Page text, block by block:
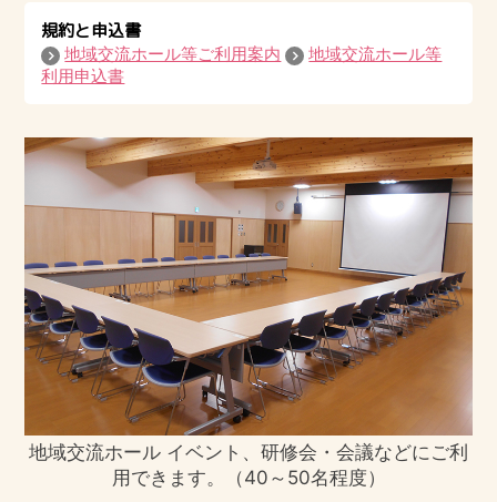
入居時に好きなお部屋を選ぶことはできま
すか。また、入居後に部屋替えは希望でき
残念ながら希望を承ることができないのが
現状です。入居の際のお部屋の決め方は、
基本的には空き部屋に入居いただき、馴染
みの関係を築くためにも居室の変更・移動
は行っておりません。
経管栄養（経鼻栄養と胃ろう栄養）の方は
受け入れていただけるのですか？
経管栄養（経鼻栄養と胃ろう栄養）の方も
入所可能ですが、嘱託医、看護師が状況確
認してからの判断となります。
施設に関する質問
規約と申込書
地域交流ホール等ご利用案内
地域交流ホール等
利用申込書
地域交流ホール イベント、研修会・会議などにご利
用できます。（40～50名程度）